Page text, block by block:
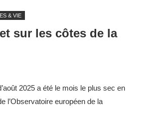
& VIE
sur les côtes de la
2025 a été le mois le plus sec en
l’Observatoire européen de la